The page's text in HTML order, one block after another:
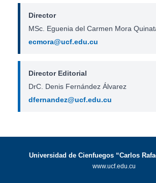
Director
MSc. Eguenia del Carmen Mora
ecmora@ucf.edu.cu
Director Editorial
DrC. Denis Fernández Álvarez
dfernandez@ucf.edu.cu
Universidad de Cienfuegos “Carlos
www.ucf.edu.cu